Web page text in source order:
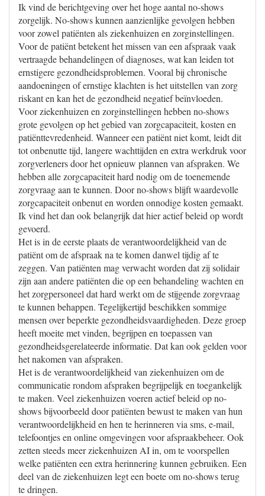
Ik vind de berichtgeving over het hoge aantal no-shows
zorgelijk. No-shows kunnen aanzienlijke gevolgen hebben
voor zowel patiënten als ziekenhuizen en zorginstellingen.
Voor de patiënt betekent het missen van een afspraak vaak
vertraagde behandelingen of diagnoses, wat kan leiden tot
ernstigere gezondheidsproblemen. Vooral bij chronische
aandoeningen of ernstige klachten is het uitstellen van zorg
riskant en kan het de gezondheid negatief beïnvloeden.
Voor ziekenhuizen en zorginstellingen hebben no-shows
grote gevolgen op het gebied van zorgcapaciteit, kosten en
patiënttevredenheid. Wanneer een patiënt niet komt, leidt dit
tot onbenutte tijd, langere wachttijden en extra werkdruk voor
zorgverleners door het opnieuw plannen van afspraken. We
hebben alle zorgcapaciteit hard nodig om de toenemende
zorgvraag aan te kunnen. Door no-shows blijft waardevolle
zorgcapaciteit onbenut en worden onnodige kosten gemaakt.
Ik vind het dan ook belangrijk dat hier actief beleid op wordt
gevoerd.
Het is in de eerste plaats de verantwoordelijkheid van de
patiënt om de afspraak na te komen danwel tijdig af te
zeggen. Van patiënten mag verwacht worden dat zij solidair
zijn aan andere patiënten die op een behandeling wachten en
het zorgpersoneel dat hard werkt om de stijgende zorgvraag
te kunnen behappen. Tegelijkertijd beschikken sommige
mensen over beperkte gezondheidsvaardigheden. Deze groep
heeft moeite met vinden, begrijpen en toepassen van
gezondheidsgerelateerde informatie. Dat kan ook gelden voor
het nakomen van afspraken.
Het is de verantwoordelijkheid van ziekenhuizen om de
communicatie rondom afspraken begrijpelijk en toegankelijk
te maken. Veel ziekenhuizen voeren actief beleid op no-
shows bijvoorbeeld door patiënten bewust te maken van hun
verantwoordelijkheid en hen te herinneren via sms, e-mail,
telefoontjes en online omgevingen voor afspraakbeheer. Ook
zetten steeds meer ziekenhuizen AI in, om te voorspellen
welke patiënten een extra herinnering kunnen gebruiken. Een
deel van de ziekenhuizen legt een boete om no-shows terug
te dringen.